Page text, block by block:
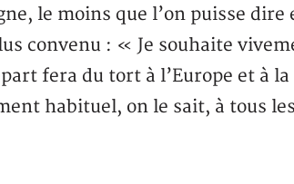
le moins que l’on puisse dire
convenu : « Je souhaite
fera du tort à l’Europe et à
habituel, on le sait, à tous